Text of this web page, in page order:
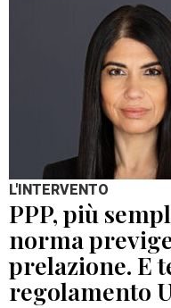
L'INTERVENTO
PPP, più
norma
prelazione. E
regolamento